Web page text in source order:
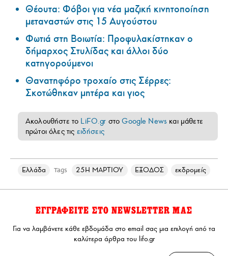
Θέουτα: Φόβοι για νέα μαζική κινητοποίηση
μεταναστών στις 15 Αυγούστου
Φωτιά στη Βοιωτία: Προφυλακίστηκαν ο
δήμαρχος Στυλίδας και άλλοι δύο
κατηγορούμενοι
Θανατηφόρο τροχαίο στις Σέρρες:
Σκοτώθηκαν μητέρα και γιος
Ακολουθήστε το LiFO.gr στοGoogle News και μάθετε
πρώτοι όλες τις ειδήσεις
Ελλάδα Tags 25Η ΜΑΡΤΙΟΥ ΕΞΟΔΟΣ εκδρομείς
ΕΓΓΡΑΦΕΙΤΕ ΣΤΟ NEWSLETTER ΜΑΣ
Για να λαμβάνετε κάθε εβδομάδα στο email σας μια επιλογή από τα
καλύτερα άρθρα του lifo.gr